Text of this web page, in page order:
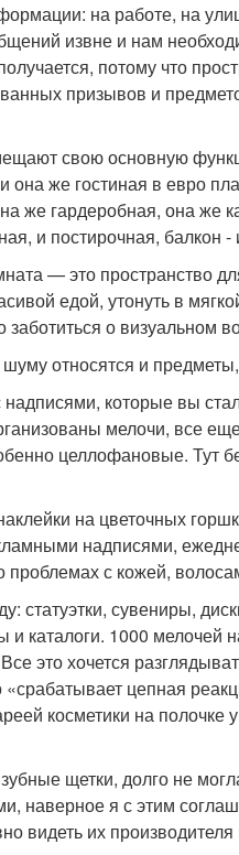
на работе, на
извне и нам
потому что
призывов и
свою основную
она же гостиная в евро
же гардеробная, она же
и постирочная, балкон
— это пространство
едой, утонуть в
о визуальном
относятся и
которые вы
мелочи, все
целлофановые. Тут
на цветочных
надписями,
проблемах с кожей,
статуэтки, сувениры,
и каталоги. 1000 мелочей
это хочется
«срабатывает цепная
косметики на
щетки, долго не
наверное я с этим
видеть их производителя